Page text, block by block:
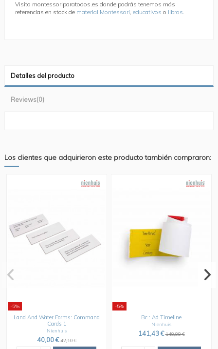
Visita montessoriparatodos.es donde podrás tenemos más
referencias en stock de material Montessori, educativos o libros.
Detalles del producto
Reviews(0)
Los clientes que adquirieron este producto también compraron:
Bc : Ad Timeline
Nienhuis
141,43 €
Land And Water Forms: Card
Nienhuis
89,33 €94,03 €